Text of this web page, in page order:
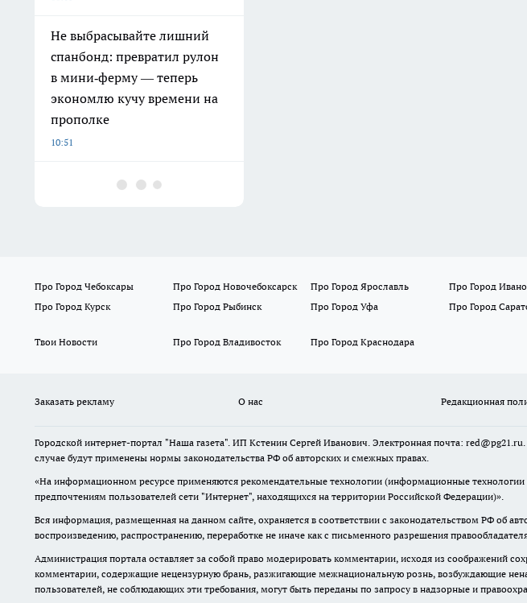
Не выбрасывайте лишний
спанбонд: превратил рулон
в мини‑ферму — теперь
экономлю кучу времени на
прополке
10:51
Про Город Чебоксары Про Город Новочебоксарск Про Город Ярославль Про Город
Про Город Курск
Про Город Рыбинск Про Город Уфа Про Город
Твои Новости
Про Город Владивосток Про Город Краснодара
Заказать рекламу О нас Редакционная
Городской интернет-портал "Наша газета". ИП Кстенин Сергей Иванович. Электронная почта:
случае будут применены нормы законодательства РФ об авторских и смежных правах.
«На информационном ресурсе применяются рекомендательные технологии (информационные
предпочтениям пользователей сети "Интернет", находящихся на территории Российской Федерации)».
Вся информация, размещенная на данном сайте, охраняется в соответствии с законодательством РФ об
воспроизведению, распространению, переработке не иначе как с письменного разрешения
Администрация портала оставляет за собой право модерировать комментарии, исходя из соображений
комментарии, содержащие нецензурную брань, разжигающие межнациональную рознь, возбуждающие
пользователей, не соблюдающих эти требования, могут быть переданы по запросу в надзорные и